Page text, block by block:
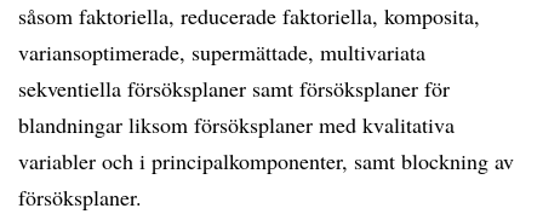
såsom faktoriella, reducerade faktoriella, komposita,
variansoptimerade, supermättade, multivariata
sekventiella försöksplaner samt försöksplaner för
blandningar liksom försöksplaner med kvalitativa
variabler och i principalkomponenter, samt blockning av
försöksplaner.